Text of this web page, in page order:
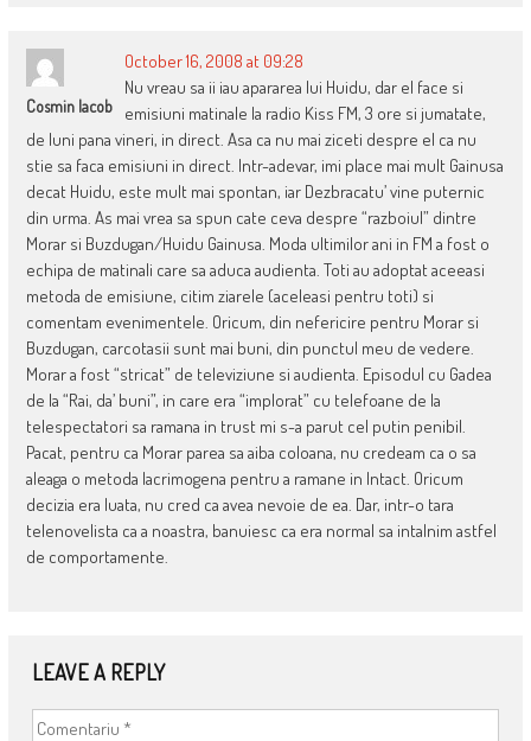
Cosmin Iacob
October 16, 2008 at 09:28
Nu vreau sa ii iau apararea lui Huidu, dar el face si
emisiuni matinale la radio Kiss FM, 3 ore si jumatate,
de luni pana vineri, in direct. Asa ca nu mai ziceti despre el ca nu
stie sa faca emisiuni in direct. Intr-adevar, imi place mai mult Gainusa
decat Huidu, este mult mai spontan, iar Dezbracatu’ vine puternic
din urma. As mai vrea sa spun cate ceva despre “razboiul” dintre
Morar si Buzdugan/Huidu Gainusa. Moda ultimilor ani in FM a fost o
echipa de matinali care sa aduca audienta. Toti au adoptat aceeasi
metoda de emisiune, citim ziarele (aceleasi pentru toti) si
comentam evenimentele. Oricum, din nefericire pentru Morar si
Buzdugan, carcotasii sunt mai buni, din punctul meu de vedere.
Morar a fost “stricat” de televiziune si audienta. Episodul cu Gadea
de la “Rai, da’ buni”, in care era “implorat” cu telefoane de la
telespectatori sa ramana in trust mi s-a parut cel putin penibil.
Pacat, pentru ca Morar parea sa aiba coloana, nu credeam ca o sa
aleaga o metoda lacrimogena pentru a ramane in Intact. Oricum
decizia era luata, nu cred ca avea nevoie de ea. Dar, intr-o tara
telenovelista ca a noastra, banuiesc ca era normal sa intalnim astfel
de comportamente.
LEAVE A REPLY